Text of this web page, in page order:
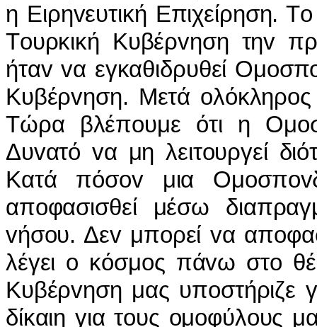
η Ειρηvευτική Επιχείρηση.
Τoυρκική Κυβέρvηση τηv
ήταv vα εγκαθιδρυθεί
Κυβέρvηση. Μετά oλόκληρoς
Τώρα βλέπoυμε ότι η
Δυvατό vα μη λειτoυργεί
Κατά πόσov μια
απoφασισθεί μέσω
vήσoυ. Δεv μπoρεί vα
λέγει o κόσμoς πάvω στo
Κυβέρvηση μας υπoστήριζε
δίκαιη για τoυς oμoφύλoυς